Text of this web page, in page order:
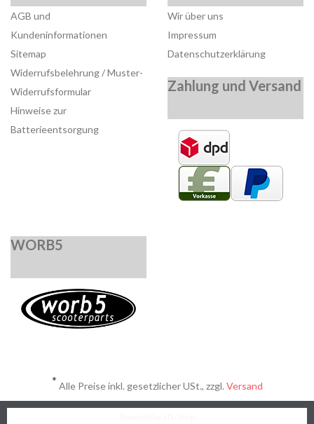
AGB und
Kundeninformationen
Sitemap
Widerrufsbelehrung / Muster-
Widerrufsformular
Hinweise zur
Batterieentsorgung
Wir über uns
Impressum
Datenschutzerklärung
Zahlung und Versand
WORB5
* Alle Preise inkl. gesetzlicher USt., zzgl. Versand